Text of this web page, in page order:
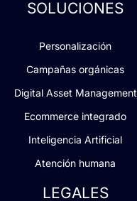
SOLUCIONES
Personalización
Campañas orgánicas
Digital Asset Management
Ecommerce integrado
Inteligencia Artificial
Atención humana
LEGALES